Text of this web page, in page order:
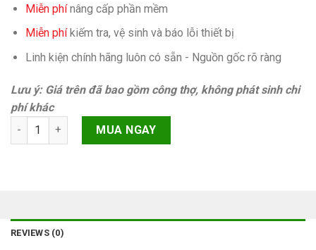
Miễn phínâng cấp phần mềm
Miễn phíkiếm tra, vệ sinh và báo lỗi thiết bị
Linh kiện chính hãng luôn có sẵn - Nguồn gốc rõ ràng
Lưu ý: Giá trên đã bao gồm công thợ, không phát sinh chi
phí khác
Pin Samsung Galaxy A32 5G A326 quantity
MUA NGAY
REVIEWS (0)